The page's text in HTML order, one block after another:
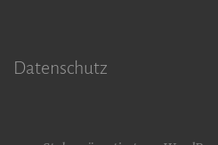
Datenschutz